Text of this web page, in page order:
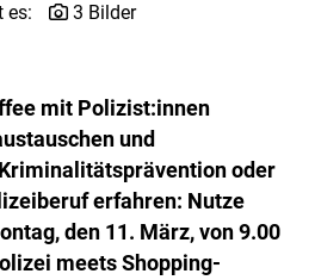
es:
3 Bilder
mit Polizist:innen
und
oder
erfahren: Nutze
den 11. März, von 9.00
meets Shopping-